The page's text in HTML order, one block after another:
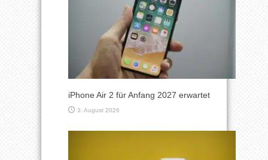
iPhone Air 2 für Anfang 2027 erwartet
3. August 2026